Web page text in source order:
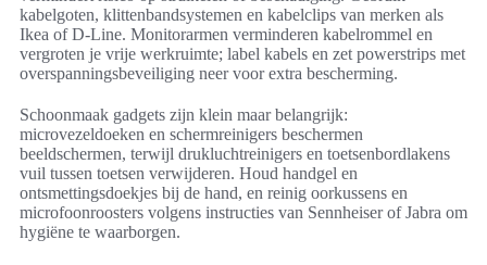
kabelgoten, klittenbandsystemen en kabelclips van merken als
Ikea of D-Line. Monitorarmen verminderen kabelrommel en
vergroten je vrije werkruimte; label kabels en zet powerstrips met
overspanningsbeveiliging neer voor extra bescherming.
Schoonmaak gadgets zijn klein maar belangrijk:
microvezeldoeken en schermreinigers beschermen
beeldschermen, terwijl drukluchtreinigers en toetsenbordlakens
vuil tussen toetsen verwijderen. Houd handgel en
ontsmettingsdoekjes bij de hand, en reinig oorkussens en
microfoonroosters volgens instructies van Sennheiser of Jabra om
hygiëne te waarborgen.